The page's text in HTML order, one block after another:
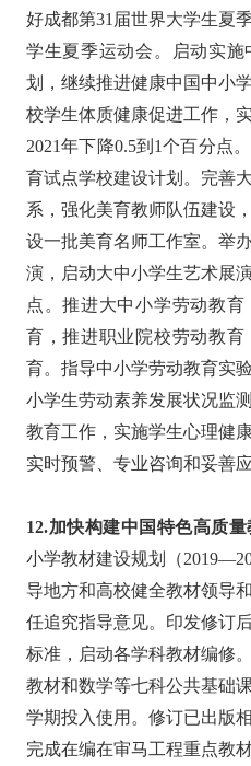
好成都第31届世界大学生夏
学生夏季运动会。启动实
划，继续推进健康中国中小
校学生体质健康促进工作，
2021年下降0.5到1个百分点
育试点学校建设计划。完善
系，强化美育教师队伍建设
设一批美育名师工作室。举
演，启动大中小学生艺术展
点。推进大中小学劳动教
育，推进职业院校劳动教
育。指导中小学劳动教育实
小学生劳动素养发展状况监
教育工作，实施学生心理健
实时预警、专业咨询和妥善应
12.加快构建中国特色高质量
小学教材建设规划（
导地方和高校健全教材领导
任追究指导意见。印发修订
标准，启动各学科教材编修
教材和数学等七科公共基础
学期投入使用。修订已出版
完成在编在审马工程重点教